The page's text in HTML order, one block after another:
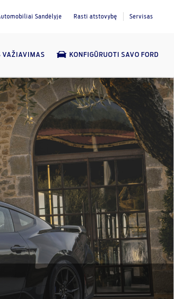
Sandėlyje Rasti atstovybę Servisas
VAŽIAVIMAS KONFIGŪRUOTI SAVO FORD